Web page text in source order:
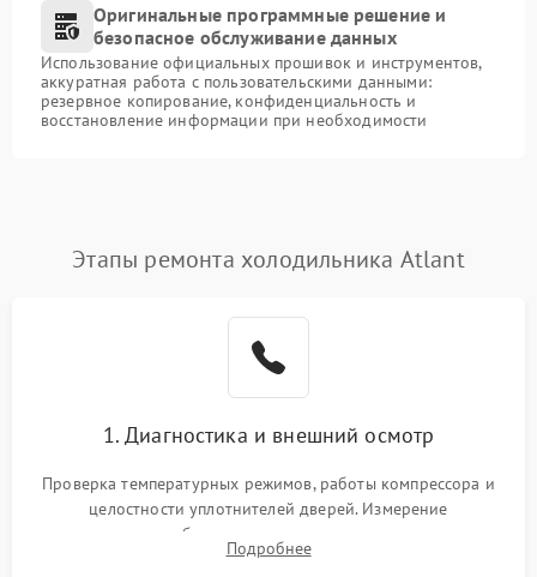
Оригинальные программные решение и
безопасное обслуживание данных
Использование официальных прошивок и инструментов,
аккуратная работа с пользовательскими данными:
резервное копирование, конфиденциальность и
восстановление информации при необходимости
Этапы ремонта холодильника Atlant
1. Диагностика и внешний осмотр
Проверка температурных режимов, работы компрессора и
целостности уплотнителей дверей. Измерение
сопротивления обмоток мотора, проверка термостата и
считывание кодов ошибок с электронного дисплея.
Подробнее